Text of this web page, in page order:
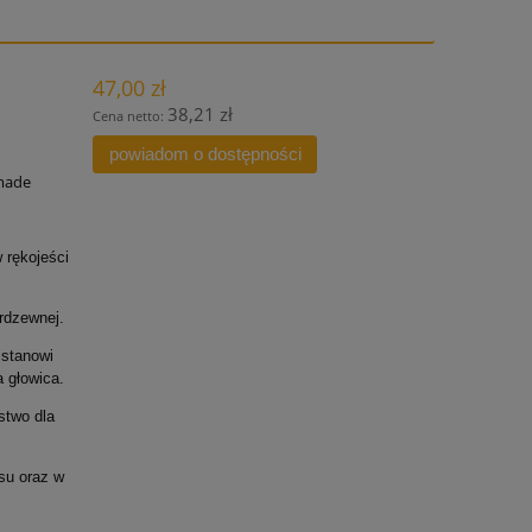
rękojeści
dla
oraz w
47,00 zł
Cena netto: 38,21 zł
powiadom o dostępności